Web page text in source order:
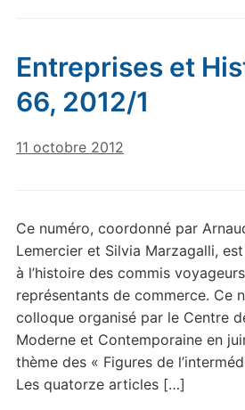
Entreprises et
66, 2012/1
11 octobre 2012
Ce numéro, coordonné par
Lemercier et Silvia Marzagalli,
à l’histoire des commis
représentants de commerce. Ce
colloque organisé par le Centre
Moderne et Contemporaine en
thème des « Figures de
Les quatorze articles […]